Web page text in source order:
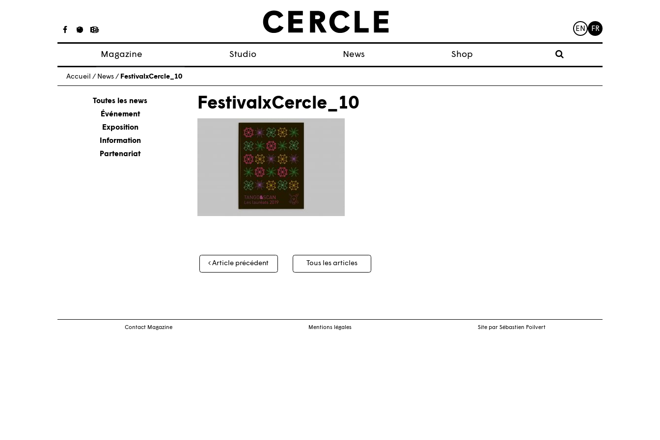
EN FR
Magazine
Articles
À propos
Numéros
Studio News Shop
Accueil / News / FestivalxCercle_10
Toutes les news
Événement
Exposition
Information
Partenariat
FestivalxCercle_10
Navigation
des
Article précédent Tous les articles
Contact Magazine Mentions légales Site par Sébastien Poilvert